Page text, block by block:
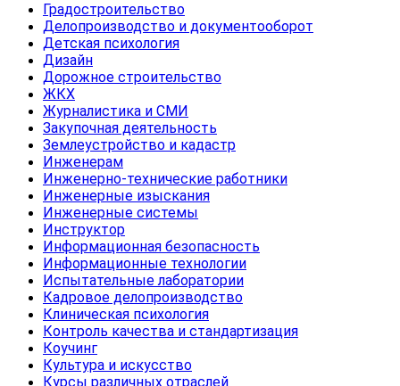
Градостроительство
Делопроизводство и документооборот
Детская психология
Дизайн
Дорожное строительство
ЖКХ
Журналистика и СМИ
Закупочная деятельность
Землеустройство и кадастр
Инженерам
Инженерно-технические работники
Инженерные изыскания
Инженерные системы
Инструктор
Информационная безопасность
Информационные технологии
Испытательные лаборатории
Кадровое делопроизводство
Клиническая психология
Контроль качества и стандартизация
Коучинг
Культура и искусство
Курсы различных отраслей